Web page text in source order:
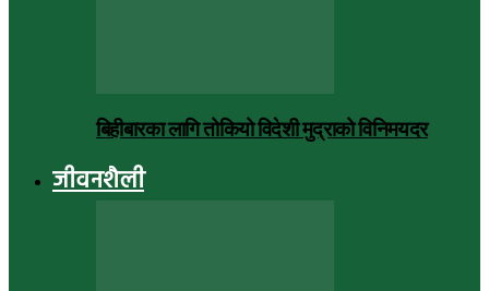
बिहीबारका लागि तोकियो विदेशी मुद्राको विनिमयदर
जीवनशैली